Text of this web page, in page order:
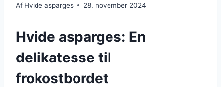
Af Hvide asparges 28. november 2024
Hvide asparges: En
delikatesse til
frokostbordet